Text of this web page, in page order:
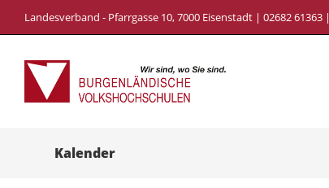
Landesverband - Pfarrgasse 10, 7000 Eisenstadt | 02682 61363 |
Kalender